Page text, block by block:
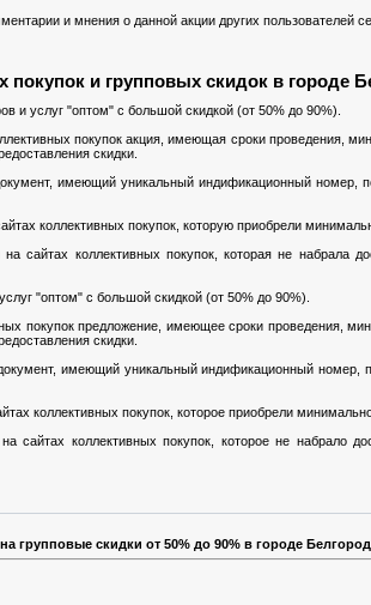
и мнения о данной акции других пользователей
и групповых скидок в городе
и услуг "оптом" с большой скидкой (от 50% до 90%).
покупок акция, имеющая сроки проведения,
скидки.
имеющий уникальный индификационный номер,
коллективных покупок, которую приобрели
сайтах коллективных покупок, которая не набрала
"оптом" с большой скидкой (от 50% до 90%).
покупок предложение, имеющее сроки проведения,
скидки.
имеющий уникальный индификационный номер,
коллективных покупок, которое приобрели
сайтах коллективных покупок, которое не набрало
групповые скидки от 50% до 90% в городе